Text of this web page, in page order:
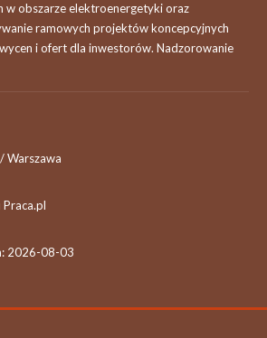
w obszarze elektroenergetyki oraz
ramowych projektów koncepcyjnych
i ofert dla inwestorów. Nadzorowanie
Warszawa
2026-08-03